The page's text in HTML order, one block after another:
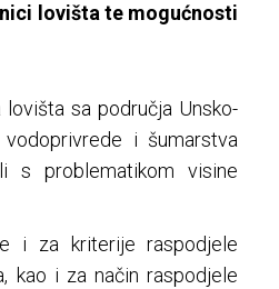
lovišta te mogućnosti
sa područja Unsko-
i šumarstva
s problematikom visine
i za kriterije raspodjele
kao i za način raspodjele